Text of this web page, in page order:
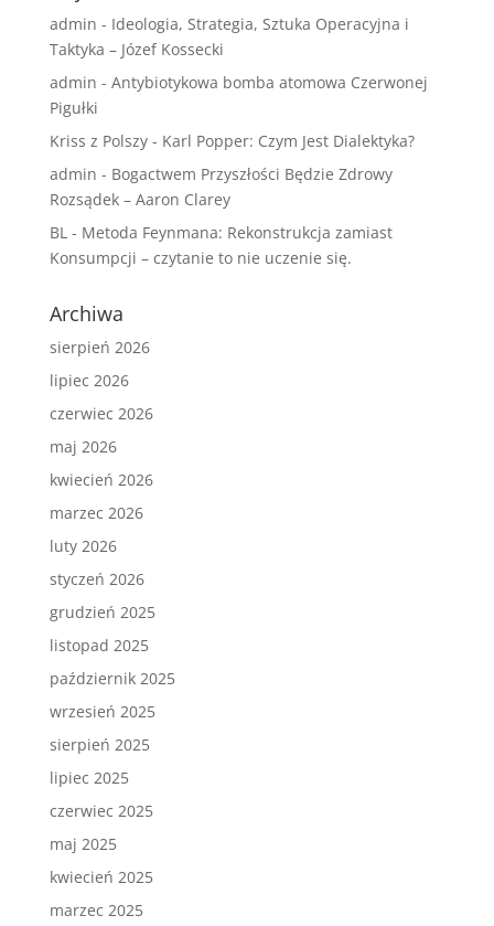
admin - Ideologia, Strategia, Sztuka Operacyjna i
Taktyka – Józef Kossecki
admin - Antybiotykowa bomba atomowa Czerwonej
Pigułki
Kriss z Polszy- Karl Popper: Czym Jest Dialektyka?
admin - Bogactwem Przyszłości Będzie Zdrowy
Rozsądek – Aaron Clarey
BL- Metoda Feynmana: Rekonstrukcja zamiast
Konsumpcji – czytanie to nie uczenie się.
Archiwa
sierpień 2026
lipiec 2026
czerwiec 2026
maj 2026
kwiecień 2026
marzec 2026
luty 2026
styczeń 2026
grudzień 2025
listopad 2025
październik 2025
wrzesień 2025
sierpień 2025
lipiec 2025
czerwiec 2025
maj 2025
kwiecień 2025
marzec 2025